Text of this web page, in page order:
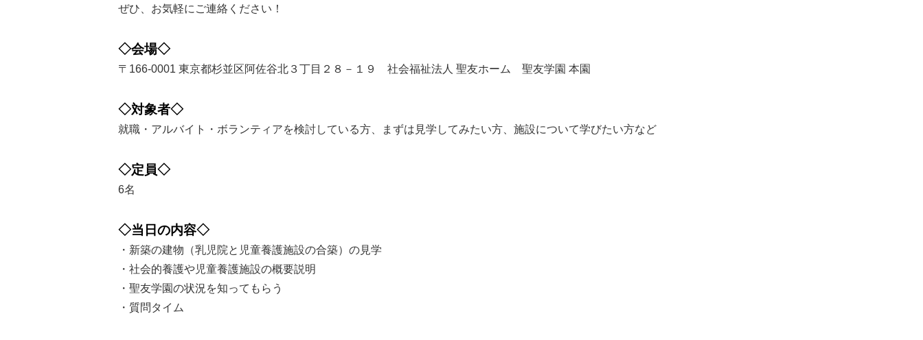
ぜひ、お気軽にご連絡ください！
◇会場◇
〒166-0001 東京都杉並区阿佐谷北３丁目２８－１９ 社会福祉法人 聖友ホーム 聖友学園 本園
◇対象者◇
就職・アルバイト・ボランティアを検討している方、まずは見学してみたい方、施設について学びたい方など
◇定員◇
6名
◇当日の内容◇
・新築の建物（乳児院と児童養護施設の合築）の見学
・社会的養護や児童養護施設の概要説明
・聖友学園の状況を知ってもらう
・質問タイム